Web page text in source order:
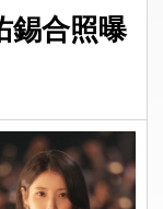
錫合照曝